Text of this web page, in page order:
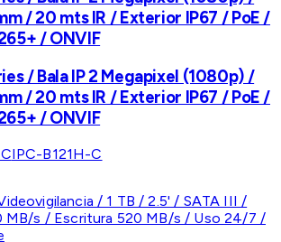
/ 20 mts IR / Exterior IP67 / PoE /
/ ONVIF
/ Bala IP 2 Megapixel (1080p) /
/ 20 mts IR / Exterior IP67 / PoE /
/ ONVIF
IPC-B121H-C